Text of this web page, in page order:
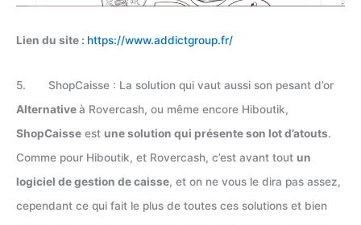
Lien du site : https://www.addictgroup.fr/
5. ShopCaisse : La solution qui vaut aussi son pesant d’or
Alternativeà Rovercash, ou même encore Hiboutik,
ShopCaisse est une solution qui présente son lot d’atouts.
Comme pour Hiboutik, et Rovercash, c’est avant tout un
logiciel de gestion de caisse, et on ne vous le dira pas assez,
cependant ce qui fait le plus de toutes ces solutions et bien